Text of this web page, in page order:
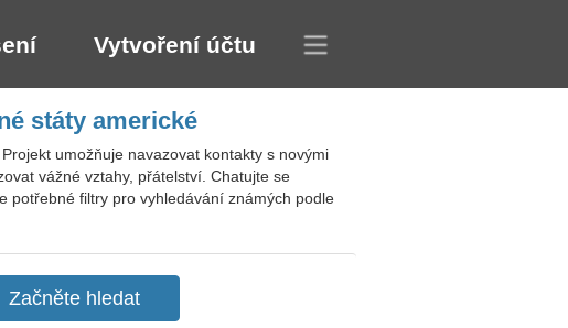
Vytvoření účtu
státy americké
umožňuje navazovat kontakty s novými
vážné vztahy, přátelství. Chatujte se
potřebné filtry pro vyhledávání známých podle